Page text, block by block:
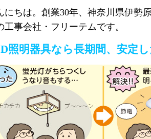
にちは。創業30年、神奈川県伊勢
工事会社・フリーテムです。
照明器具なら長期間、安定